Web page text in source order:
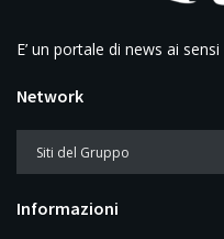
E’ un portale di news ai
Network
Informazioni